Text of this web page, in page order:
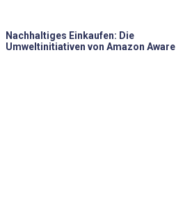
Nachhaltiges Einkaufen: Die
Umweltinitiativen von Amazon Aware